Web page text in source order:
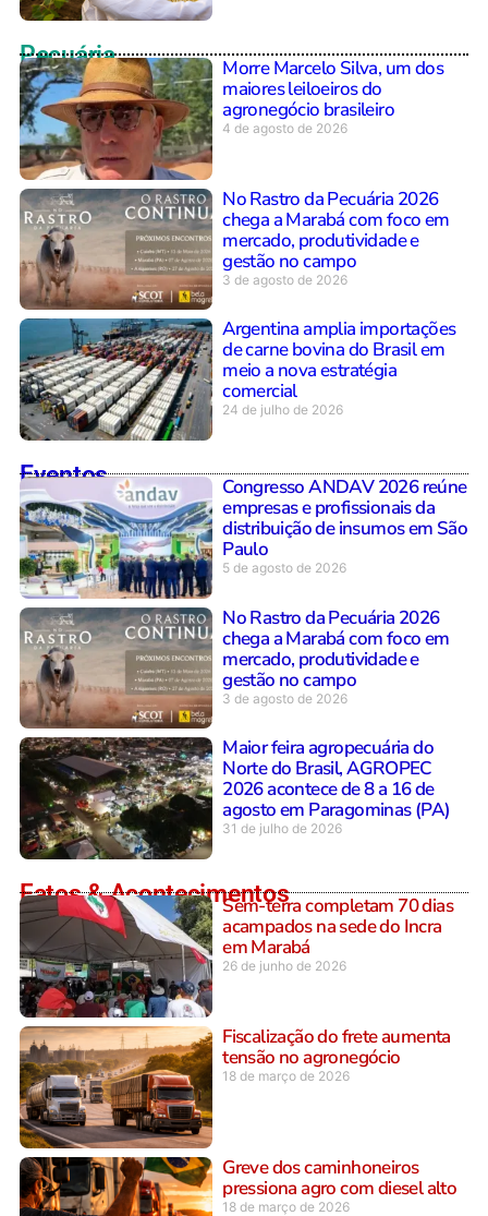
Pecuária
Morre Marcelo Silva, um dos
maiores leiloeiros do
agronegócio brasileiro
4 de agosto de 2026
No Rastro da Pecuária 2026
chega a Marabá com foco em
mercado, produtividade e
gestão no campo
3 de agosto de 2026
Argentina amplia importações
de carne bovina do Brasil em
meio a nova estratégia
comercial
24 de julho de 2026
Eventos
Congresso ANDAV 2026 reúne
empresas e profissionais da
distribuição de insumos em São
Paulo
5 de agosto de 2026
No Rastro da Pecuária 2026
chega a Marabá com foco em
mercado, produtividade e
gestão no campo
3 de agosto de 2026
Maior feira agropecuária do
Norte do Brasil, AGROPEC
2026 acontece de 8 a 16 de
agosto em Paragominas (PA)
31 de julho de 2026
Fatos & AcontecimentosSem-terra completam 70 dias
acampados na sede do Incra
em Marabá
26 de junho de 2026
Fiscalização do frete aumenta
tensão no agronegócio
18 de março de 2026
Greve dos caminhoneiros
pressiona agro com diesel alto
18 de março de 2026